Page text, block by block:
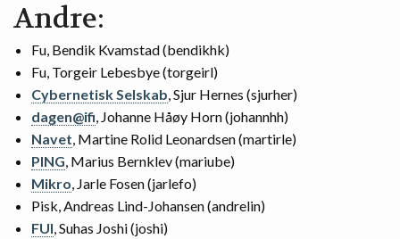
Andre:
Fu, Bendik Kvamstad (bendikhk)
Fu, Torgeir Lebesbye (torgeirl)
Cybernetisk Selskab, Sjur Hernes (sjurher)
dagen@ifi, Johanne Håøy Horn (johannhh)
Navet, Martine Rolid Leonardsen (martirle)
PING, Marius Bernklev (mariube)
Mikro, Jarle Fosen (jarlefo)
Pisk, Andreas Lind-Johansen (andrelin)
FUI, Suhas Joshi (joshi)